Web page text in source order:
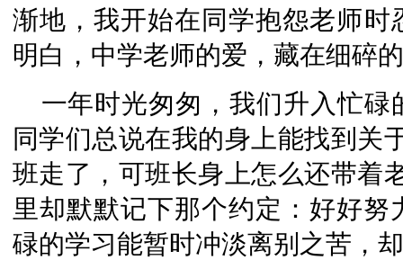
渐地，我开始在同学抱怨老师
明白，中学老师的爱，藏在细碎
一年时光匆匆，我们升入忙碌
同学们总说在我的身上能找到关
班走了，可班长身上怎么还带着
里却默默记下那个约定：好好
碌的学习能暂时冲淡离别之苦，